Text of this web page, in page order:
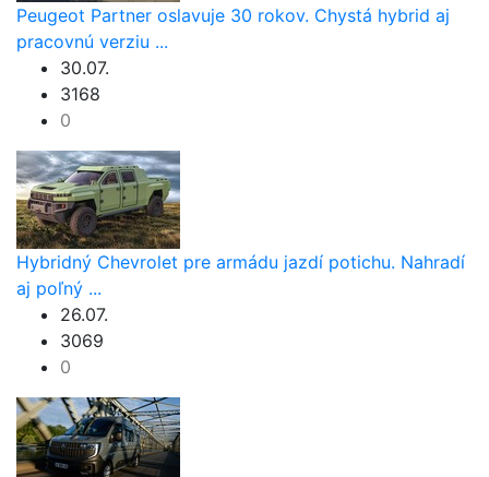
Peugeot Partner oslavuje 30 rokov. Chystá hybrid aj
pracovnú verziu ...
30.07.
3168
0
Hybridný Chevrolet pre armádu jazdí potichu. Nahradí
aj poľný ...
26.07.
3069
0